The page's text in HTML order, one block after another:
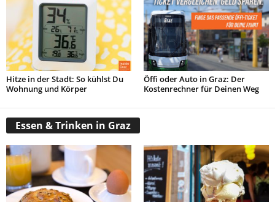
Hitze in der Stadt: So kühlst Du
Wohnung und Körper
Öffi oder Auto in Graz: Der
Kostenrechner für Deinen Weg
Essen & Trinken in Graz